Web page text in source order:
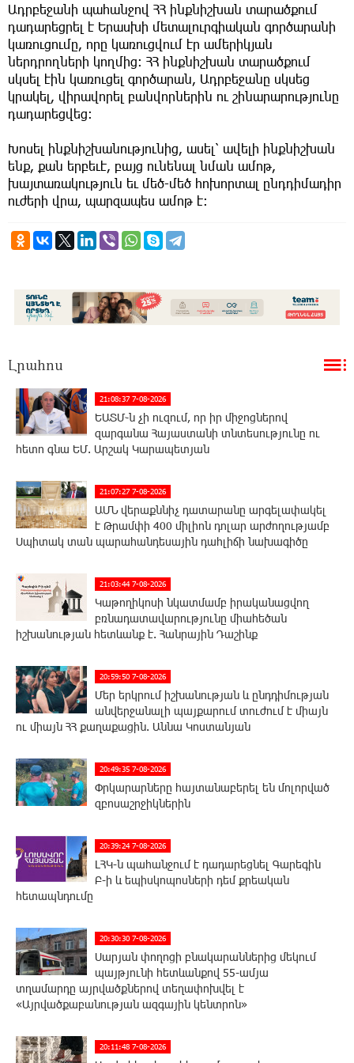
Ադրբեջանի պահանջով ՀՀ ինքնիշխան տարածքում
դադարեցրել է Երասխի մետալուրգիական գործարանի
կառուցումը, որը կառուցվում էր ամերիկյան
ներդրողների կողմից: ՀՀ ինքնիշխան տարածքում
սկսել էին կառուցել գործարան, Ադրբեջանը սկսեց
կրակել, վիրավորել բանվորներին ու շինարարությունը
դադարեցվեց:
Խոսել ինքնիշխանությունից, ասել՝ ավելի ինքնիշխան
ենք, քան երբեւէ, բայց ունենալ նման ամոթ,
խայտառակություն եւ մեծ-մեծ հոխորտալ ընդդիմադիր
ուժերի վրա, պարզապես ամոթ է։
Լրահոս
21:08:37 7-08-2026
ԵԱՏՄ֊ն չի ուզում, որ իր միջոցներով
զարգանա Հայաստանի տնտեսությունը ու
հետո գնա ԵՄ. Արշակ Կարապետյան
21:07:27 7-08-2026
ԱՄՆ վերաքննիչ դատարանը արգելափակել
է Թրամփի 400 միլիոն դոլար արժողությամբ
Սպիտակ տան պարահանդեսային դահլիճի նախագիծը
21:03:44 7-08-2026
Կաթողիկոսի նկատմամբ իրականացվող
բռնադատավարությունը միահեծան
իշխանության հետևանք է. Հանրային Դաշինք
20:59:50 7-08-2026
Մեր երկրում իշխանության և ընդդիմության
անվերջանալի պայքարում տուժում է միայն
ու միայն ՀՀ քաղաքացին. Աննա Կոստանյան
20:49:35 7-08-2026
Փրկարարները հայտանաբերել են մոլորված
զբոսաշրջիկներին
20:39:24 7-08-2026
ԼՀԿ-ն պահանջում է դադարեցնել Գարեգին
Բ-ի և եպիսկոպոսների դեմ քրեական
հետապնդումը
20:30:30 7-08-2026
Սարյան փողոցի բնակարաններից մեկում
պայթյունի հետևանքով 55-ամյա
տղամարդը այրվածքներով տեղափոխվել է
«Այրվածքաբանության ազգային կենտրոն»
20:11:48 7-08-2026